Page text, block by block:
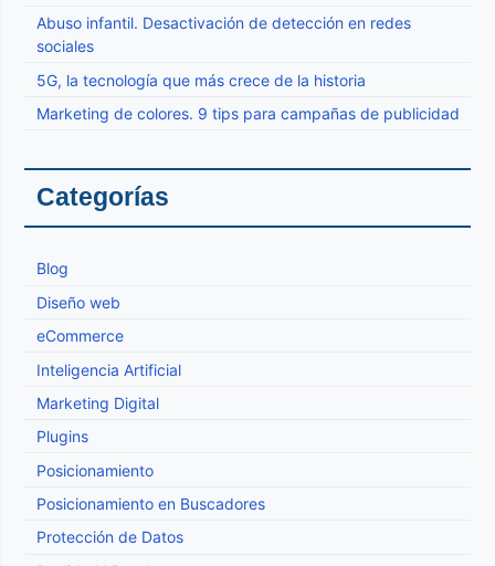
Abuso infantil. Desactivación de detección en redes
sociales
5G, la tecnología que más crece de la historia
Marketing de colores. 9 tips para campañas de publicidad
Categorías
Blog
Diseño web
eCommerce
Inteligencia Artificial
Marketing Digital
Plugins
Posicionamiento
Posicionamiento en Buscadores
Protección de Datos